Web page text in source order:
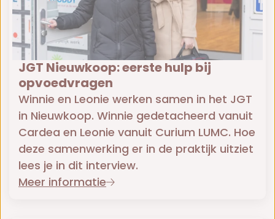
JGT Nieuwkoop: eerste hulp bij
opvoedvragen
Winnie en Leonie werken samen in het JGT
in Nieuwkoop. Winnie gedetacheerd vanuit
Cardea en Leonie vanuit Curium LUMC. Hoe
deze samenwerking er in de praktijk uitziet
lees je in dit interview.
Meer informatie